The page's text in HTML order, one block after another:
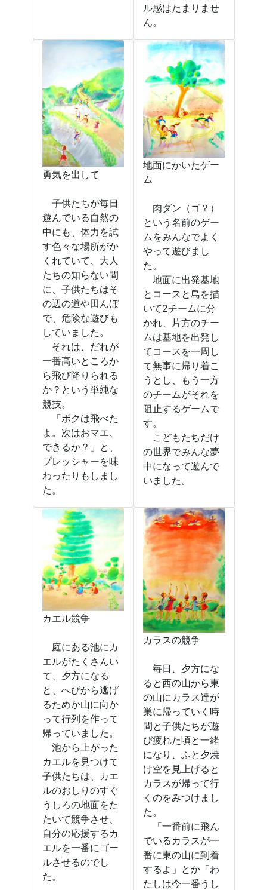
ル感はたまりませ
ん。
勇気を出して
子供たちが毎日
遊んでいる自然の
中にも、体力を試
す色々な場所がか
くれていて、大人
たちの知らない間
に、子供たちはそ
の辺の道や田んぼ
で、危険な遊びも
していました。
それは、だれが
一番高いところか
ら飛び降りられる
か？という単純な
競技。
「ボクは飛べた
よ。次はおマエ、
できるか？」と、
プレッシャーを味
わったりもしまし
た。
地面にかいたゲー
ム
肉ダン（ゴ？）
という名前のゲー
ムをみんなでよく
やって遊びまし
た。
地面に出発基地
とコースと島を描
いて2チームに分
かれ、片方のチー
ムは基地を出発し
てコースを一周し
て無事に帰り着こ
うとし、もう一方
のチームがそれを
阻止するゲームで
す。
こどもたちだけ
の世界でみんな夢
中になって遊んで
いました。
カエル競争
庭にある池にカ
エルがたくさんい
て、夕方になる
と、へびから逃げ
るためか山に向か
って行列を作って
帰っていました。
池から上がった
カエルを見つけて
子供たちは、カエ
ルのおしりのすぐ
うしろの地面をた
たいて競争させ、
自分の応援するカ
エルを一番にゴー
ルさせるのでし
た。
カラスの競争
毎日、夕方にな
ると西の山から東
の山にカラス達が
巣に帰っていく時
間と子供たちが遊
び疲れた頃と一緒
になり、ふと夕焼
け空を見上げると
カラスが帰って行
くのをみつけまし
た。
「一番前に飛ん
でいるカラスが一
番に東の山に到着
するよ」とか「わ
たしは今一番うし